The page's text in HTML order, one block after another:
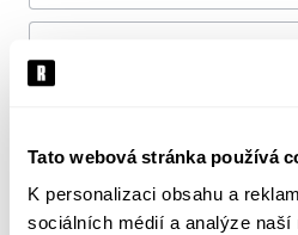
Tato webová stránka používá
K personalizaci obsahu a
sociálních médií a analýze
Ulice
Město